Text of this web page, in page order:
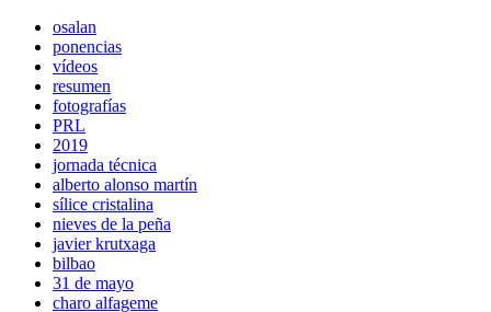
osalan
ponencias
vídeos
resumen
fotografías
PRL
2019
jornada técnica
alberto alonso martín
sílice cristalina
nieves de la peña
javier krutxaga
bilbao
31 de mayo
charo alfageme